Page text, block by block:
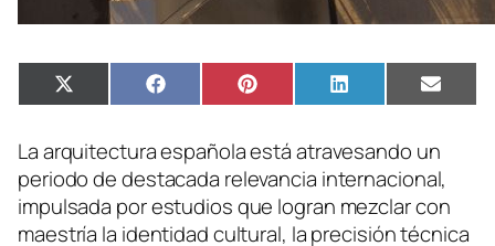
Compartir
en
X
(Twitter)
Compartir
en
FacebookCompartir
en
PinterestCompartir
en
LinkedIn
en
Email
La arquitectura española está atravesando un
periodo de destacada relevancia internacional,
impulsada por estudios que logran mezclar con
maestría la identidad cultural, la precisión técnica